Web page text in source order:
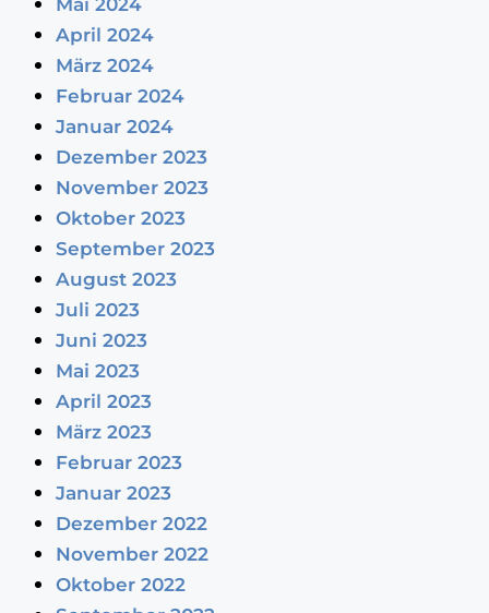
April 2024
März 2024
Februar 2024
Januar 2024
Dezember 2023
November 2023
Oktober 2023
September 2023
August 2023
Juli 2023
Juni 2023
Mai 2023
April 2023
März 2023
Februar 2023
Januar 2023
Dezember 2022
November 2022
Oktober 2022